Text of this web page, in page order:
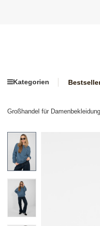
Kategorien
Großhandel für Damenbekleidung